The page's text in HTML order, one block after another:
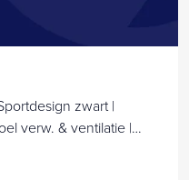
zwart |
verw. & ventilatie |
plus,